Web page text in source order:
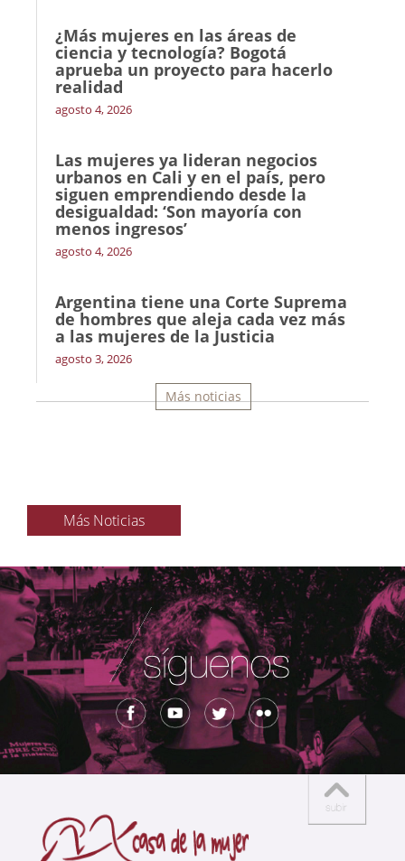
¿Más mujeres en las áreas de
ciencia y tecnología? Bogotá
aprueba un proyecto para hacerlo
realidad
agosto 4, 2026
Las mujeres ya lideran negocios
urbanos en Cali y en el país, pero
siguen emprendiendo desde la
desigualdad: ‘Son mayoría con
menos ingresos’
agosto 4, 2026
Argentina tiene una Corte Suprema
de hombres que aleja cada vez más
a las mujeres de la Justicia
agosto 3, 2026
Más noticias
Más Noticias